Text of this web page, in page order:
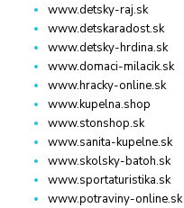
www.detsky-raj.sk
www.detskaradost.sk
www.detsky-hrdina.sk
www.domaci-milacik.sk
www.hracky-online.sk
www.kupelna.shop
www.stonshop.sk
www.sanita-kupelne.sk
www.skolsky-batoh.sk
www.sportaturistika.sk
www.potraviny-online.sk